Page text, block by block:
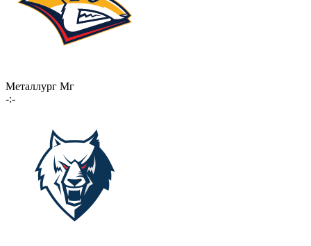
Металлург Мг
-:-